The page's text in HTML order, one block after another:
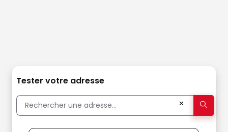
Tester votre adresse
✕